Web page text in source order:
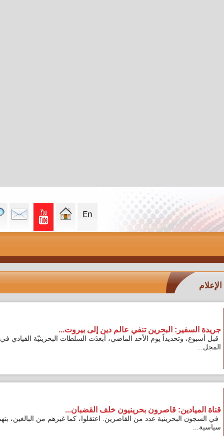
البحرين تنفي عالم دين إلى بيروت...
وتحديداً يوم الأحد الماضي، أبعدَت السلطات البحرينيّة القيادي في
قاصرون بحرينيون خلف القضبان...
عدد من القاصرين. اعتقلوا، كما غيرهم من البالغين، بتهم